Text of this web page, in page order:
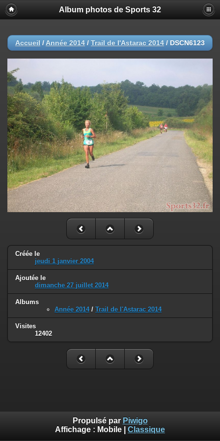
Album photos de Sports 32
Accueil / Année 2014 / Trail de l'Astarac 2014 / DSCN6123
Créée le
jeudi 1 janvier 2004
Ajoutée le
dimanche 27 juillet 2014
Albums
Année 2014/ Trail de l'Astarac 2014
Visites
12402
Propulsé par Piwigo
Affichage : Mobile Classique